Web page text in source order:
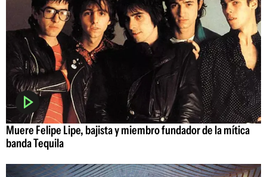
Muere Felipe Lipe, bajista y miembro fundador de la mítica
banda Tequila